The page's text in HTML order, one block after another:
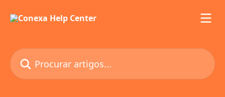
Procurar artigos...